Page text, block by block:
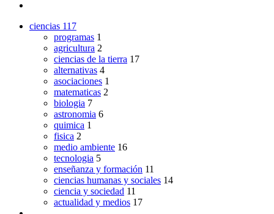
ciencias 117
programas 1
agricultura 2
ciencias de la tierra 17
alternativas 4
asociaciones 1
matematicas 2
biologia 7
astronomia 6
quimica 1
fisica 2
medio ambiente 16
tecnologia 5
enseñanza y formación 11
ciencias humanas y sociales 14
ciencia y sociedad 11
actualidad y medios 17